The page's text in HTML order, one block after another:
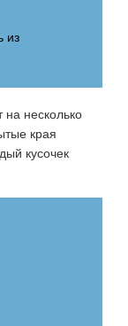
из
несколько
края
кусочек